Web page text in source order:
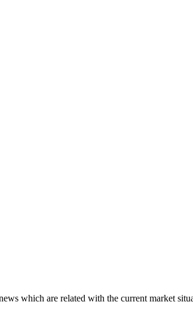
which are related with the current market